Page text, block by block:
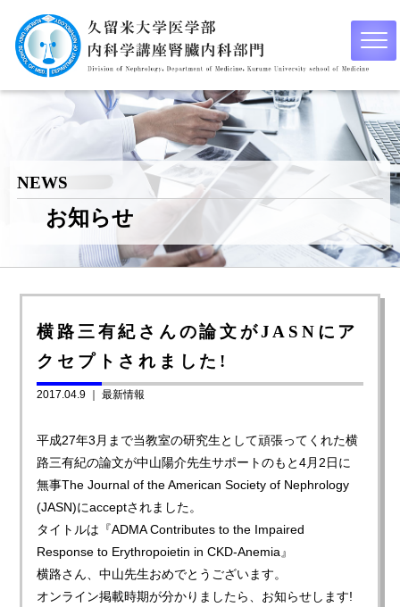
NEWS
お知らせ
横路三有紀さんの論文がJASNにア
クセプトされました!
2017.04.9 ｜最新情報
平成27年3月まで当教室の研究生として頑張ってくれた横
路三有紀の論文が中山陽介先生サポートのもと4月2日に
無事The Journal of the American Society of Nephrology
(JASN)にacceptされました。
タイトルは『ADMA Contributes to the Impaired
Response to Erythropoietin in CKD-Anemia』
横路さん、中山先生おめでとうございます。
オンライン掲載時期が分かりましたら、お知らせします!